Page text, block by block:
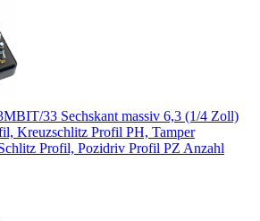
33 Sechskant massiv 6,3 (1/4 Zoll)
Kreuzschlitz Profil PH, Tamper
Profil, Pozidriv Profil PZ Anzahl